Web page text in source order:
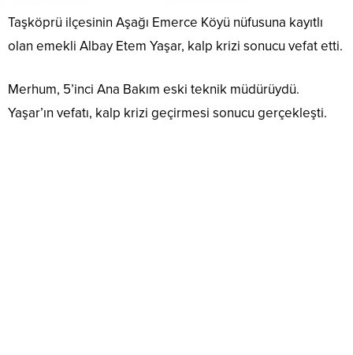
Taşköprü ilçesinin Aşağı Emerce Köyü nüfusuna kayıtlı
olan emekli Albay Etem Yaşar, kalp krizi sonucu vefat etti.
Merhum, 5’inci Ana Bakım eski teknik müdürüydü.
Yaşar’ın vefatı, kalp krizi geçirmesi sonucu gerçekleşti.